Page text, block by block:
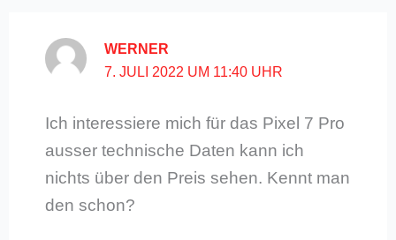
WERNER
7. JULI 2022 UM 11:40 UHR
Ich interessiere mich für das Pixel 7 Pro
ausser technische Daten kann ich
nichts über den Preis sehen. Kennt man
den schon?